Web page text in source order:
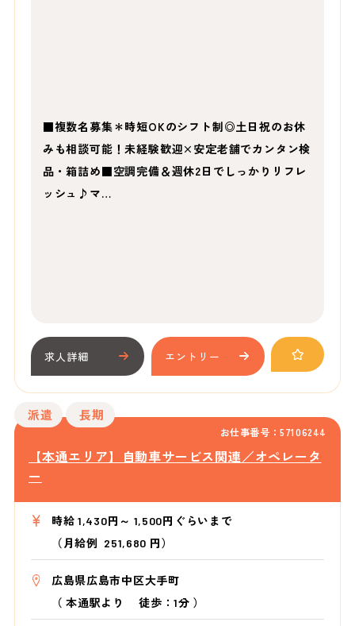
■複数名募集＊時短OKのシフト制◎土日祝のお休
みも相談可能！未経験歓迎×安定老舗でカンタン検
品・箱詰め■空調完備＆週休2日でしっかりリフレ
ッシュ♪マ…
求人詳細 エントリー
お仕事番号：57106244
派遣 長期
【本通エリア】自動車サービス関連／オペレータ
ー
時給 1,430円～ 1,500円ぐらいまで
（月給例 251,680 円）
広島県広島市中区大手町
（本通駅より徒歩：1分 ）